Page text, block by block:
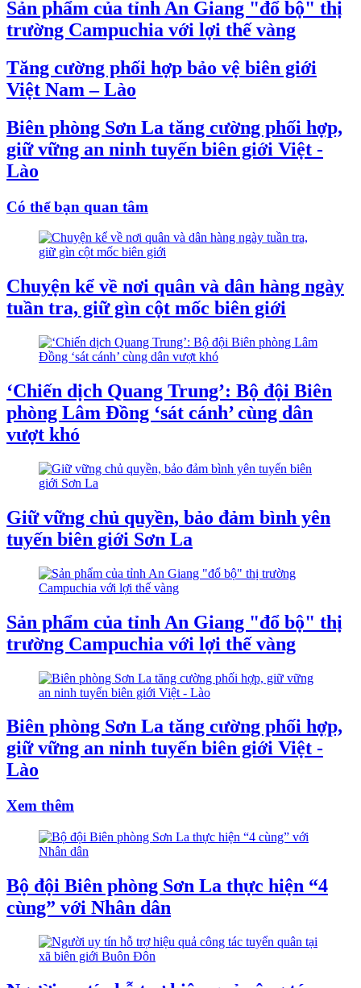
Sản phẩm của tỉnh An Giang "đổ bộ" thị
trường Campuchia với lợi thế vàng
Tăng cường phối hợp bảo vệ biên giới
Việt Nam – Lào
Biên phòng Sơn La tăng cường phối hợp,
giữ vững an ninh tuyến biên giới Việt -
Lào
Có thể bạn quan tâm
Chuyện kể về nơi quân và dân hàng ngày
tuần tra, giữ gìn cột mốc biên giới
‘Chiến dịch Quang Trung’: Bộ đội Biên
phòng Lâm Đồng ‘sát cánh’ cùng dân
vượt khó
Giữ vững chủ quyền, bảo đảm bình yên
tuyến biên giới Sơn La
Sản phẩm của tỉnh An Giang "đổ bộ" thị
trường Campuchia với lợi thế vàng
Biên phòng Sơn La tăng cường phối hợp,
giữ vững an ninh tuyến biên giới Việt -
Lào
Xem thêm
Bộ đội Biên phòng Sơn La thực hiện “4
cùng” với Nhân dân